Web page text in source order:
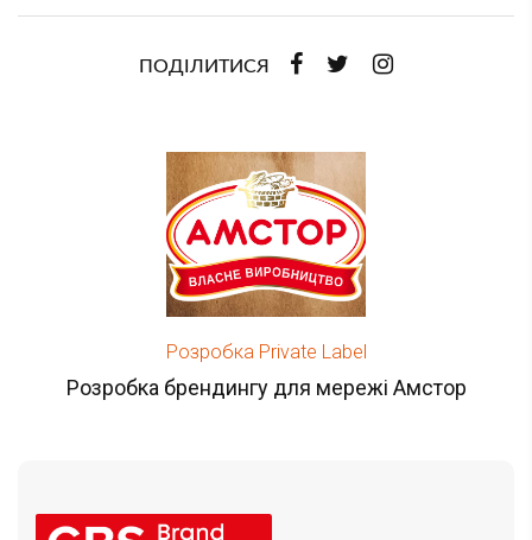
ПОДІЛИТИСЯ
Розробка Private Label
Розробка брендингу для мережі Амстор